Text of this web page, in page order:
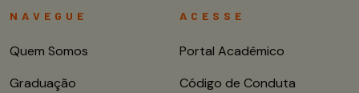
NAVEGUE
Quem Somos
Graduação
ACESSE
Portal Acadêmico
Código de Conduta